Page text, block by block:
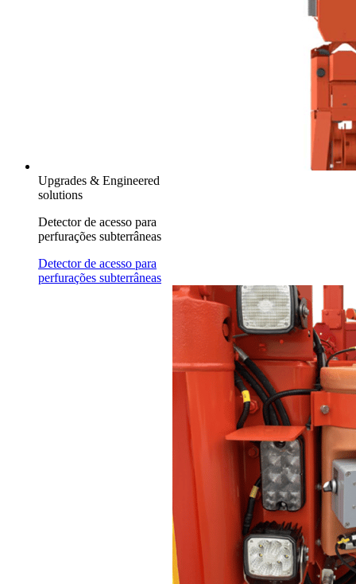
Upgrades & Engineered
solutions
Detector de acesso para
perfurações subterrâneas
Detector de acesso para
perfurações subterrâneas